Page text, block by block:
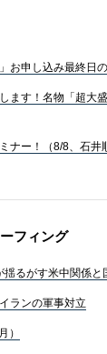
お申し込み最終日
ます！名物「超大
ナー！（8/8、石井
フィング
るがす米中関係と
ランの軍事対立
）